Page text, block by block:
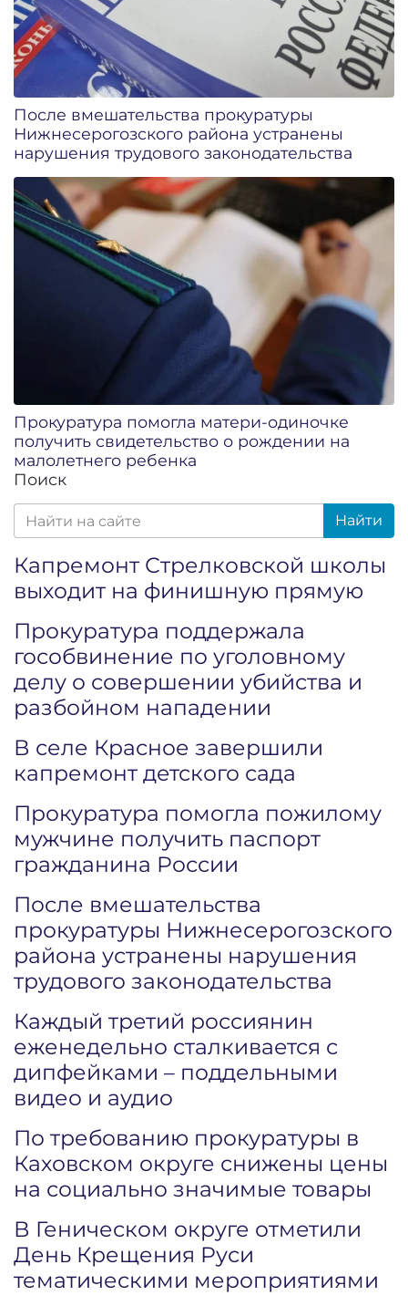
После вмешательства прокуратуры
Нижнесерогозского района устранены
нарушения трудового законодательства
Прокуратура помогла матери-одиночке
получить свидетельство о рождении на
малолетнего ребенка
Поиск
Найти
Капремонт Стрелковской школы
выходит на финишную прямую
Прокуратура поддержала
гособвинение по уголовному
делу о совершении убийства и
разбойном нападении
В селе Красное завершили
капремонт детского сада
Прокуратура помогла пожилому
мужчине получить паспорт
гражданина России
После вмешательства
прокуратуры Нижнесерогозского
района устранены нарушения
трудового законодательства
Каждый третий россиянин
еженедельно сталкивается с
дипфейками – поддельными
видео и аудио
По требованию прокуратуры в
Каховском округе снижены цены
на социально значимые товары
В Геническом округе отметили
День Крещения Руси
тематическими мероприятиями